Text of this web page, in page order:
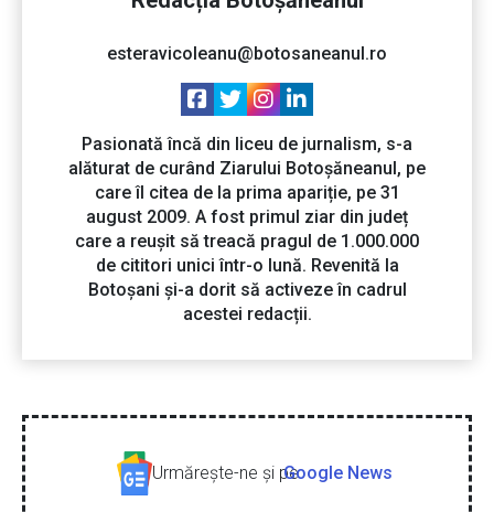
esteravicoleanu@botosaneanul.ro
Pasionată încă din liceu de jurnalism, s-a
alăturat de curând Ziarului Botoșăneanul, pe
care îl citea de la prima apariție, pe 31
august 2009. A fost primul ziar din județ
care a reușit să treacă pragul de 1.000.000
de cititori unici într-o lună. Revenită la
Botoșani și-a dorit să activeze în cadrul
acestei redacții.
Urmăreşte-ne şi peGoogle News